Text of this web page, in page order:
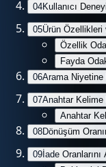
04Kullanıcı
05Ürün Özellikleri
Özellik
Fayda
06Arama Niyetine
07Anahtar Kelime
Anahtar
08Dönüşüm
09 İade